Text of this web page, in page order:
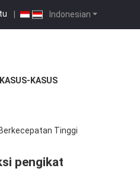
Indonesian
|
KASUS-KASUS
Tinggi
pengikat